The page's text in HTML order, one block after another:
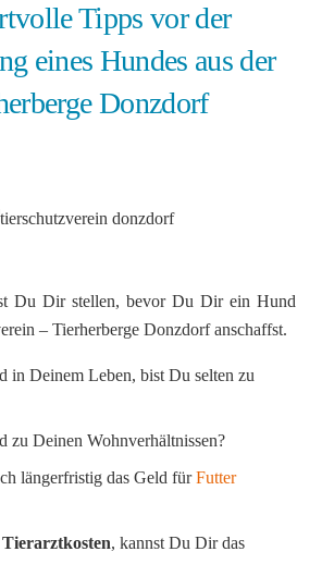
Tipps vor der
eines Hundes aus der
Donzdorf
Du Dir stellen, bevor Du Dir ein Hund
– Tierherberge Donzdorf anschaffst.
in Deinem Leben, bist Du selten zu
zu Deinen Wohnverhältnissen?
längerfristig das Geld fürFutter
, kannst Du Dir das